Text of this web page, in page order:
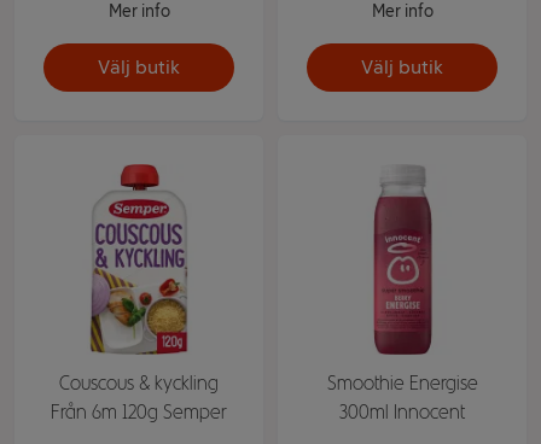
Mer info
Välj butik
Mer info
Välj butik
Couscous & kyckling
Från 6m 120g Semper
Smoothie Energise
300ml Innocent